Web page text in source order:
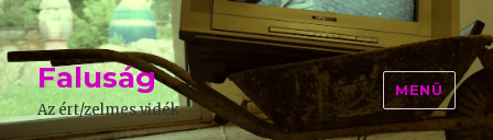
Faluság
Az ért/zelmes vidék
MENÜ